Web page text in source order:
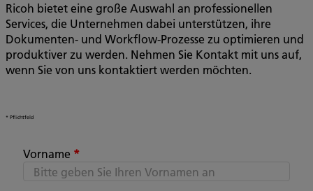
Ricoh bietet eine große Auswahl an professionellen
Services, die Unternehmen dabei unterstützen, ihre
Dokumenten- und Workflow-Prozesse zu optimieren und
produktiver zu werden. Nehmen Sie Kontakt mit uns auf,
wenn Sie von uns kontaktiert werden möchten.
* Pflichtfeld
Vorname *